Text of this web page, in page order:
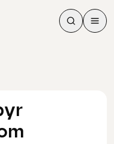
Søk
Søk
Meny